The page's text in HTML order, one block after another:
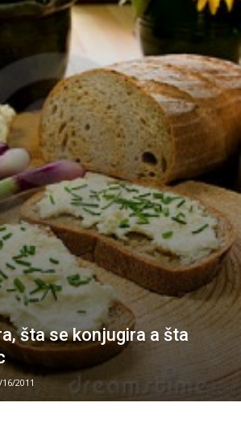
šta se konjugira a šta
2011